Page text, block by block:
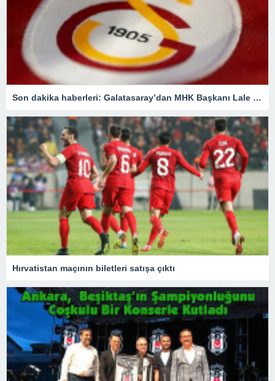
Son dakika haberleri: Galatasaray’dan MHK Başkanı Lale Orta hakkında flaş açıklama
Hırvatistan maçının biletleri satışa çıktı